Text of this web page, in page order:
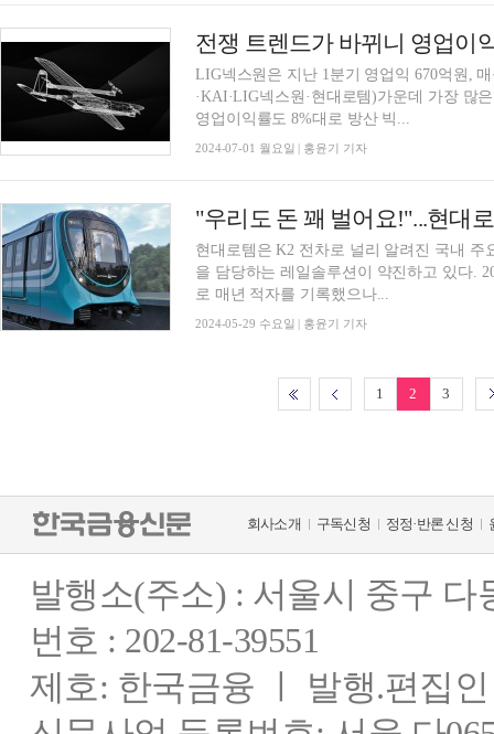
LIG넥스원은 지난 1분기 영업익 670억원,
·KAI·LIG넥스원·현대로템)가운데 가장 많
영업이익률도 8%대로 방산 빅...
2024-07-01 월요일 | 홍윤기 기자
현대로템은 K2 전차로 널리 알려진 국내 주
을 담당하는 레일솔루션이 약진하고 있다.
로 매년 적자를 기록했으나...
2024-05-29 수요일 | 홍윤기 기자
1 2 3
회사소개 구독신청 정정·반론 신청
발행소(주소) : 서울시 중구
번호 : 202-81-39551
제호: 한국금융 ㅣ 발행.편집